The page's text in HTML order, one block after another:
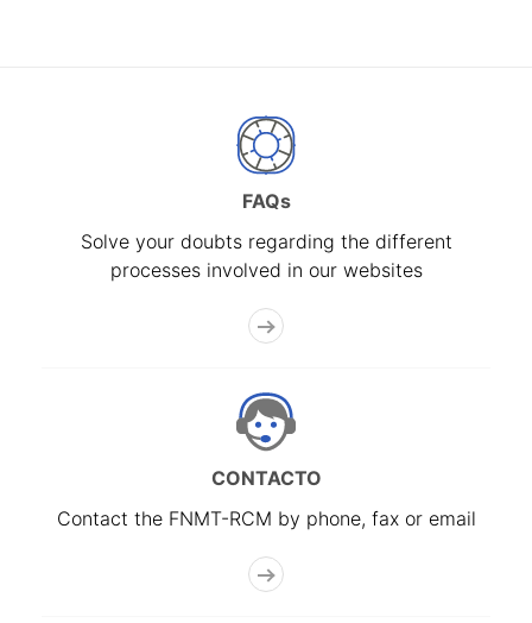
FAQs
Solve your doubts regarding the different
processes involved in our websites
CONTACTO
Contact the FNMT-RCM by phone, fax or email